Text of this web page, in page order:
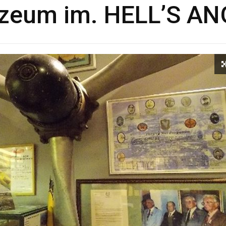
im. HELL’S